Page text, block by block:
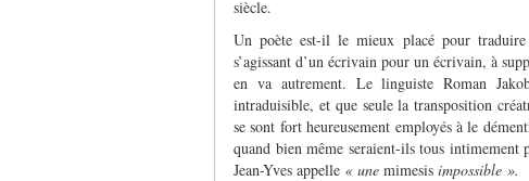
siècle.
Un poète est-il le mieux placé pour
s’agissant d’un écrivain pour un écrivain, à
en va autrement. Le linguiste Roman
intraduisible, et que seule la transposition
se sont fort heureusement employés à le
quand bien même seraient-ils tous intimement
Jean-Yves appelle « une mimesis impossible ».